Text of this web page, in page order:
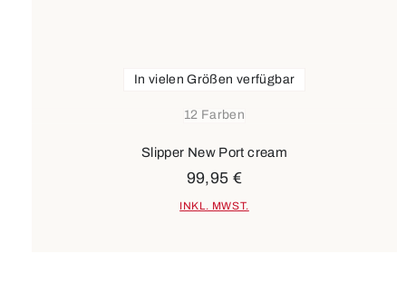
12 Farben
In vielen Größen verfügbar
Slipper New Port cream
99,95 €
INKL. MWST.